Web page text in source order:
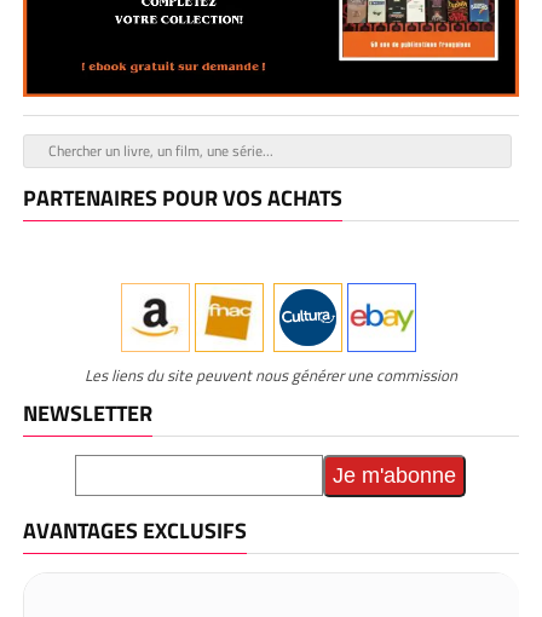
PARTENAIRES POUR VOS ACHATS
Les liens du site peuvent nous générer une commission
NEWSLETTER
AVANTAGES EXCLUSIFS